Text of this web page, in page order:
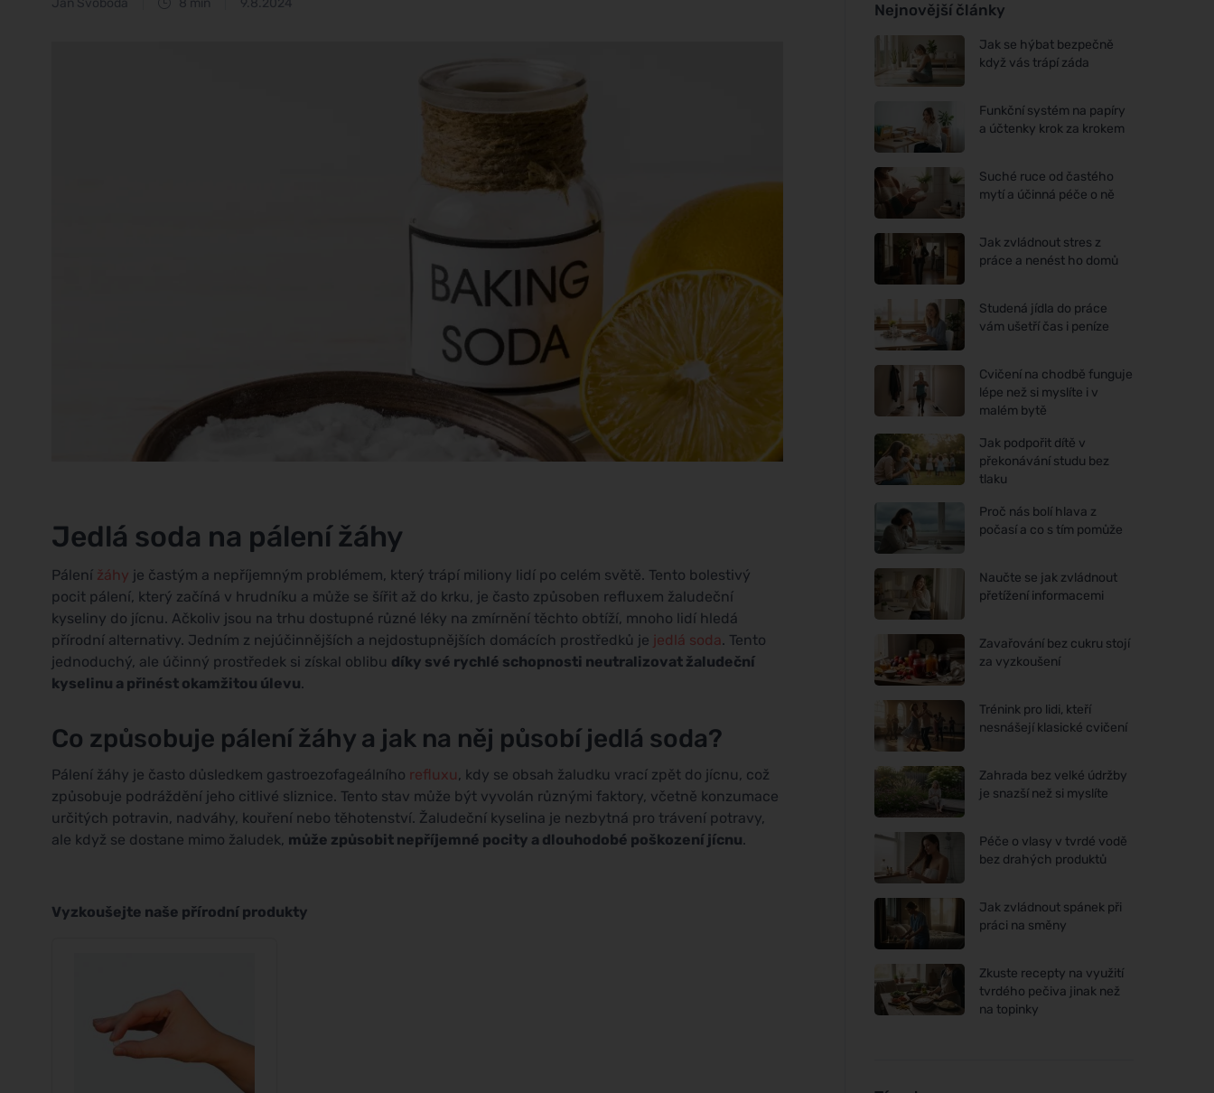
Jedlá soda na pálení žáhy
Pálení žáhy je častým a nepříjemným problémem, který trápí miliony lidí po celém světě. Tento bolestivý
pocit pálení, který začíná v hrudníku a může se šířit až do krku, je často způsoben refluxem žaludeční
kyseliny do jícnu. Ačkoliv jsou na trhu dostupné různé léky na zmírnění těchto obtíží, mnoho lidí hledá
přírodní alternativy. Jedním z nejúčinnějších a nejdostupnějších domácích prostředků je jedlá soda. Tento
jednoduchý, ale účinný prostředek si získal oblibu díky své rychlé schopnosti neutralizovat žaludeční
kyselinu a přinést okamžitou úlevu.
Co způsobuje pálení žáhy a jak na něj působí jedlá soda?
Pálení žáhy je často důsledkem gastroezofageálního refluxu, kdy se obsah žaludku vrací zpět do jícnu, což
způsobuje podráždění jeho citlivé sliznice. Tento stav může být vyvolán různými faktory, včetně konzumace
určitých potravin, nadváhy, kouření nebo těhotenství. Žaludeční kyselina je nezbytná pro trávení potravy,
ale když se dostane mimo žaludek, může způsobit nepříjemné pocity a dlouhodobé poškození jícnu.
Vyzkoušejte naše přírodní produkty
Nejnovější články
Jak se hýbat bezpečně
když vás trápí záda
Funkční systém na papíry
a účtenky krok za krokem
Suché ruce od častého
mytí a účinná péče o ně
Jak zvládnout stres z
práce a nenést ho domů
Studená jídla do práce
vám ušetří čas i peníze
Cvičení na chodbě funguje
lépe než si myslíte i v
malém bytě
Jak podpořit dítě v
překonávání studu bez
tlaku
Proč nás bolí hlava z
počasí a co s tím pomůže
Naučte se jak zvládnout
přetížení informacemi
Zavařování bez cukru stojí
za vyzkoušení
Trénink pro lidi, kteří
nesnášejí klasické cvičení
Zahrada bez velké údržby
je snazší než si myslíte
Péče o vlasy v tvrdé vodě
bez drahých produktů
Jak zvládnout spánek při
práci na směny
Zkuste recepty na využití
tvrdého pečiva jinak než
na topinky